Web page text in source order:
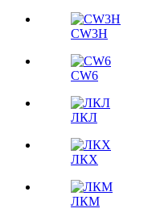
CW3H
CW6
ЛКЛ
ЛКX
ЛКМ